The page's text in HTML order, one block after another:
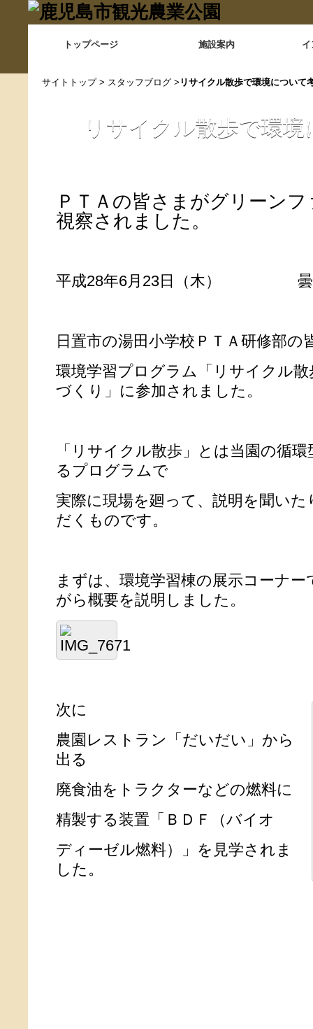
トップページ 施設案内
サイトトップ> スタッフブログ > リサイクル散歩で環境について
リサイクル散歩で環
ＰＴＡの皆さまがグリーン
視察されました。
平成28年6月23日（木） 曇
日置市の湯田小学校ＰＴＡ研修部
環境学習プログラム「リサイクル
づくり」に参加されました。
「リサイクル散歩」とは当園の循
るプログラムで
実際に現場を廻って、説明を聞い
だくものです。
まずは、環境学習棟の展示コーナ
がら概要を説明しました。
次に
農園レストラン「だいだい」から
出る
廃食油をトラクターなどの燃料に
精製する装置「ＢＤＦ（バイオ
ディーゼル燃料）」を見学されま
した。